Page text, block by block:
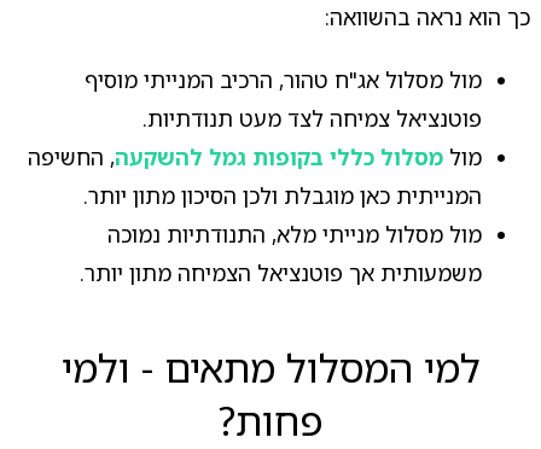
כך הוא נראה בהשוואה:
מול מסלול אג"ח טהור, הרכיב המנייתי מוסיף
פוטנציאל צמיחה לצד מעט תנודתיות.
מול מסלול כללי בקופות גמל להשקעה, החשיפה
המנייתית כאן מוגבלת ולכן הסיכון מתון יותר.
מול מסלול מנייתי מלא, התנודתיות נמוכה
משמעותית אך פוטנציאל הצמיחה מתון יותר.
למי המסלול מתאים - ולמי
פחות?